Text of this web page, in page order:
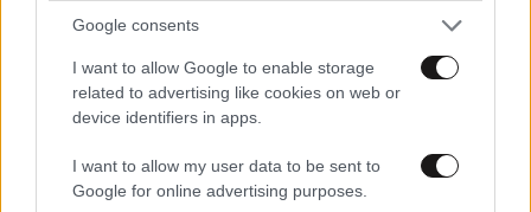
Google consents
I want to allow Google to enable storage
related to advertising like cookies on web or
device identifiers in apps.
I want to allow my user data to be sent to
Google for online advertising purposes.